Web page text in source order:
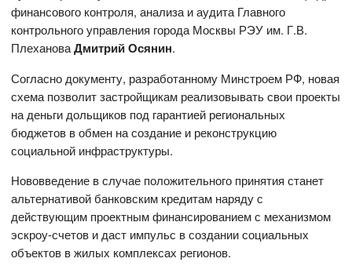
финансового контроля, анализа и аудита Главного
контрольного управления города Москвы РЭУ им. Г.В.
ПлехановаДмитрий Осянин.
Согласно документу, разработанному Минстроем РФ, новая
схема позволит застройщикам реализовывать свои проекты
на деньги дольщиков под гарантией региональных
бюджетов в обмен на создание и реконструкцию
социальной инфраструктуры.
Нововведение в случае положительного принятия станет
альтернативой банковским кредитам наряду с
действующим проектным финансированием с механизмом
эскроу-счетов и даст импульс в создании социальных
объектов в жилых комплексах регионов.